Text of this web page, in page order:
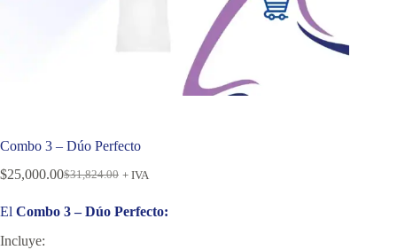
Combo 3 – Dúo Perfecto
$31,824.00
$25,000.00 + IVA
El Combo 3 – Dúo Perfecto:
Incluye: